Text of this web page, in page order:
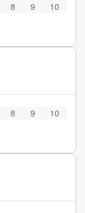
8 9
10
8 9
10